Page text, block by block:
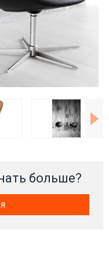
больше?